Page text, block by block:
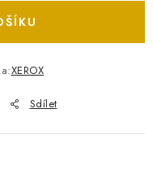
XEROX
Sdílet